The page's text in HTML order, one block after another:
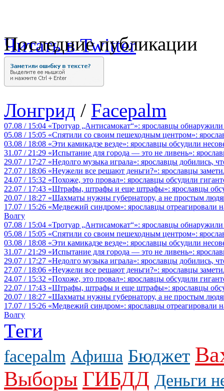
Последние публикации
Читать в Twitter
Лонгрид / Facepalm
07.08 / 15:04 «Тротуар „Антисамокат“»: ярославцы
05.08 / 15:05 «Спятили со своим пешеходным центром»:
03.08 / 18:08 «Эти камикадзе везде»: ярославцы обсудили
31.07 / 21:29 «Испытание для города — это не ливень»:
29.07 / 17:27 «Недолго музыка играла»: ярославцы добились,
27.07 / 18:06 «Неужели все решают деньги?»: ярославцы
24.07 / 15:32 «Похоже, это провал»: ярославцы обсудили
22.07 / 17:43 «Штрафы, штрафы и еще штрафы»: ярославцы
20.07 / 18:27 «Шахматы нужны губернатору, а не простым
17.07 / 15:26 «Медвежий синдром»: ярославцы отреагировали
Волгу
07.08 / 15:04 «Тротуар „Антисамокат“»: ярославцы
05.08 / 15:05 «Спятили со своим пешеходным центром»:
03.08 / 18:08 «Эти камикадзе везде»: ярославцы обсудили
31.07 / 21:29 «Испытание для города — это не ливень»:
29.07 / 17:27 «Недолго музыка играла»: ярославцы добились,
27.07 / 18:06 «Неужели все решают деньги?»: ярославцы
24.07 / 15:32 «Похоже, это провал»: ярославцы обсудили
22.07 / 17:43 «Штрафы, штрафы и еще штрафы»: ярославцы
20.07 / 18:27 «Шахматы нужны губернатору, а не простым
17.07 / 15:26 «Медвежий синдром»: ярославцы отреагировали
Волгу
Теги
facepalm Афиша Бюджет
Выборы ГИБДД Деньги